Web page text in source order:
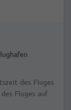
des Fluges
Fluges auf